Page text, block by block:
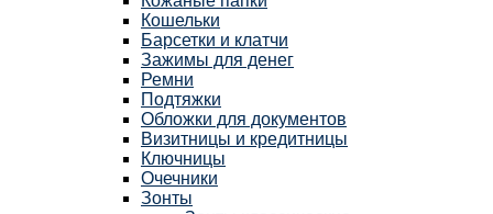
Кошельки
Барсетки и клатчи
Зажимы для денег
Ремни
Подтяжки
Обложки для документов
Визитницы и кредитницы
Ключницы
Очечники
Зонты